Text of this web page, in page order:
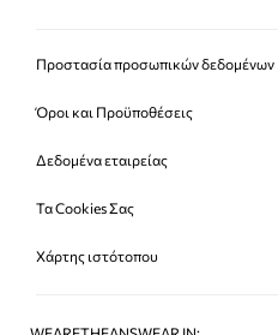
Προστασία προσωπικών δεδομένων
Όροι και Προϋποθέσεις
Δεδομένα εταιρείας
Τα Cookies Σας
Χάρτης ιστότοπου